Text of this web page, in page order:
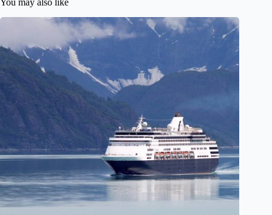
You may also like